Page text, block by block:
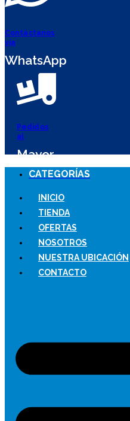
Contáctanos
vía
WhatsApp
Pedidos
al
Mayor
CATEGORÍAS
INICIO
TIENDA
OFERTAS
NOSOTROS
NUESTRA UBICACIÓN
CONTACTO